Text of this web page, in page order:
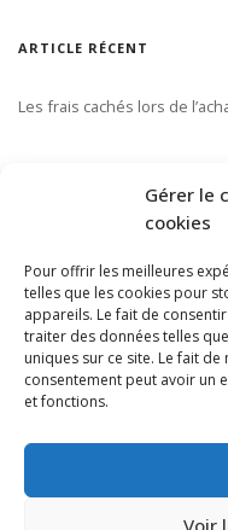
Gérer le
cookies
Pour offrir les meilleures
telles que les cookies pour
appareils. Le fait de
traiter des données telles
uniques sur ce site. Le fait
consentement peut avoir un
et fonctions.
Voir
ARTICLE RÉCENT
Les frais cachés lors de